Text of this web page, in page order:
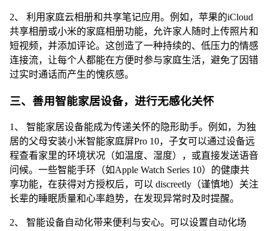
2、 利用家庭云相册和共享笔记应用。例如，苹果的iCloud
共享相册或小米的家庭相册功能，允许家人随时上传照片和
短视频，并添加评论。这创造了一种持续的、低压力的情感
连接流，让每个人都能在方便时参与家庭生活，避免了因错
过实时通话而产生的愧疚感。
三、善用智能家居设备，进行无感化关怀
1、 智能家居设备能成为传递关怀的隐形助手。例如，为独
居的父母安装小米智能家庭屏Pro 10，子女可以通过设备远
程查看家里的环境状况（如温度、湿度），或直接发送语音
问候。一些智能手环（如Apple Watch Series 10）的健康共
享功能，在获得对方授权后，可以 discreetly（谨慎地）关注
长辈的睡眠质量和心率趋势，在发现异常时及时提醒。
2、 智能设备自动化带来便利与安心。可以设置自动化场